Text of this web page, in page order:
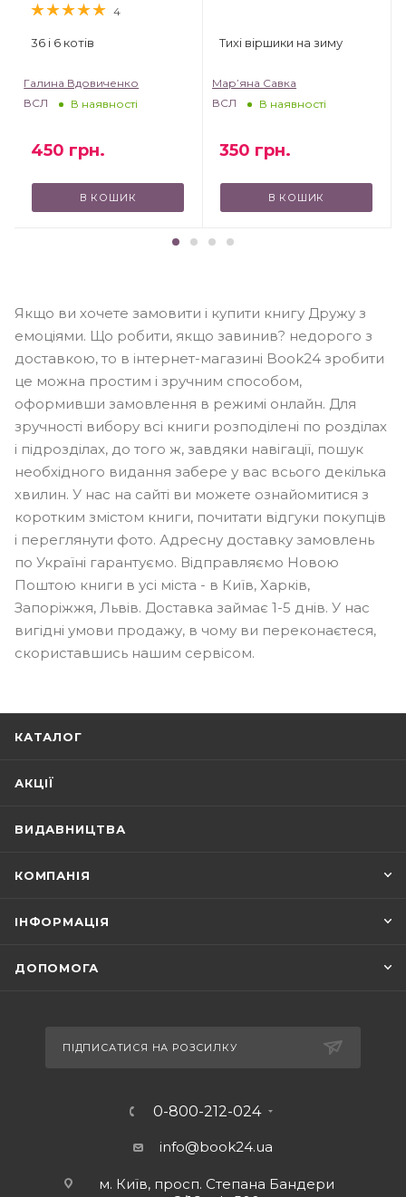
4
36 і 6 котів
Галина Вдовиченко
ВСЛ
В наявності
450 грн.
В КОШИК
Тихі віршики на зиму
Мар’яна Савка
ВСЛ
В наявності
350 грн.
В КОШИК
Якщо ви хочете замовити і купити книгу Дружу з
емоціями. Що робити, якщо завинив? недорого з
доставкою, то в інтернет-магазині Book24 зробити
це можна простим і зручним способом,
оформивши замовлення в режимі онлайн. Для
зручності вибору всі книги розподілені по розділах
і підрозділах, до того ж, завдяки навігації, пошук
необхідного видання забере у вас всього декілька
хвилин. У нас на сайті ви можете ознайомитися з
коротким змістом книги, почитати відгуки покупців
і переглянути фото. Адресну доставку замовлень
по Україні гарантуємо. Відправляємо Новою
Поштою книги в усі міста - в Київ, Харків,
Запоріжжя, Львів. Доставка займає 1-5 днів. У нас
вигідні умови продажу, в чому ви переконаєтеся,
скориставшись нашим сервісом.
КАТАЛОГ
АКЦІЇ
ВИДАВНИЦТВА
КОМПАНІЯ
ІНФОРМАЦІЯ
ДОПОМОГА
ПІДПИСАТИСЯ НА РОЗСИЛКУ
0-800-212-024
info@book24.ua
м. Київ, просп. Степана Бандери